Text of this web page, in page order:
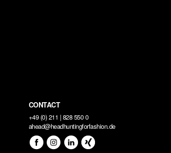
CONTACT
+49 (0) 211 | 828 550 0
ahead@headhuntingforfashion.de